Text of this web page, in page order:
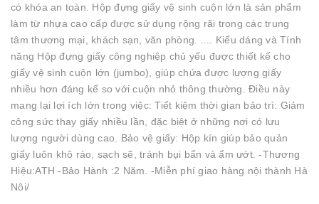
có khóa an toàn. Hộp đựng giấy vệ sinh cuộn lớn là sản phẩm
làm từ nhựa cao cấp được sử dụng rộng rãi trong các trung
tâm thương mại, khách sạn, văn phòng. .... Kiểu dáng và Tính
năng Hộp đựng giấy công nghiệp chủ yếu được thiết kế cho
giấy vệ sinh cuộn lớn (jumbo), giúp chứa được lượng giấy
nhiều hơn đáng kể so với cuộn nhỏ thông thường. Điều này
mang lại lợi ích lớn trong việc: Tiết kiệm thời gian bảo trì: Giảm
công sức thay giấy nhiều lần, đặc biệt ở những nơi có lưu
lượng người dùng cao. Bảo vệ giấy: Hộp kín giúp bảo quản
giấy luôn khô ráo, sạch sẽ, tránh bụi bẩn và ẩm ướt. -Thương
Hiệu:ATH -Bảo Hành :2 Năm. -Miễn phí giao hàng nội thành Hà
Nôi/